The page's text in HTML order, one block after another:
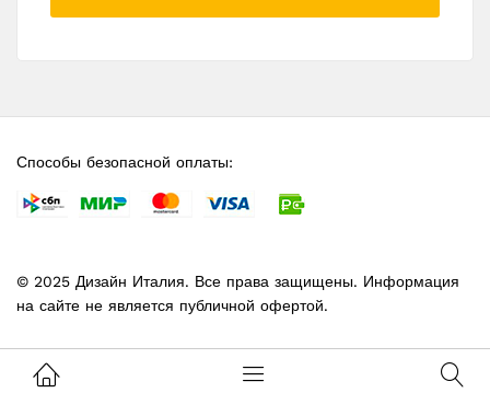
Политикой конфиденциальности
© 2025 Дизайн Италия. Все права защищены. Информация
на сайте не является публичной офертой.
Способы безопасной оплаты: